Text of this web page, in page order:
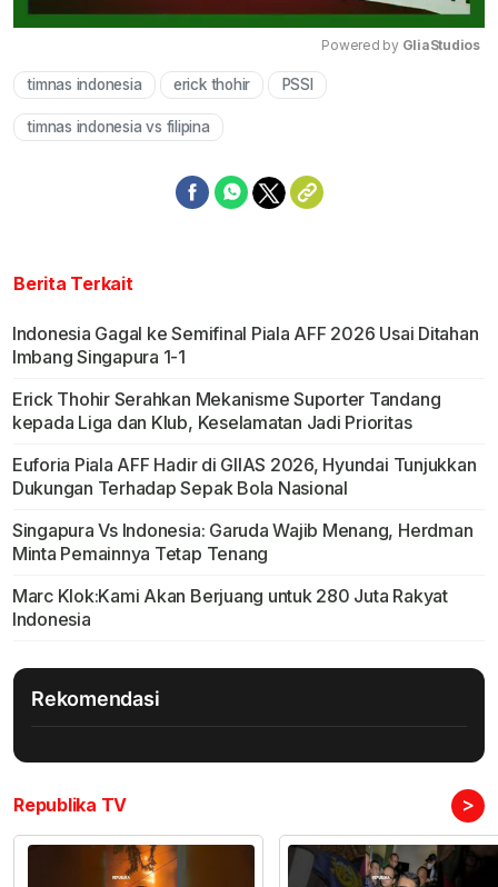
Powered by GliaStudios
timnas indonesia erick thohir PSSI
timnas indonesia vs filipina
Berita Terkait
Indonesia Gagal ke Semifinal Piala AFF 2026 Usai Ditahan
Imbang Singapura 1-1
Erick Thohir Serahkan Mekanisme Suporter Tandang
kepada Liga dan Klub, Keselamatan Jadi Prioritas
Euforia Piala AFF Hadir di GIIAS 2026, Hyundai Tunjukkan
Dukungan Terhadap Sepak Bola Nasional
Singapura Vs Indonesia: Garuda Wajib Menang, Herdman
Minta Pemainnya Tetap Tenang
Marc Klok:Kami Akan Berjuang untuk 280 Juta Rakyat
Indonesia
Rekomendasi
Republika TV >